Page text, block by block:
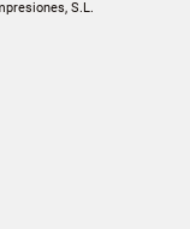
S.L.